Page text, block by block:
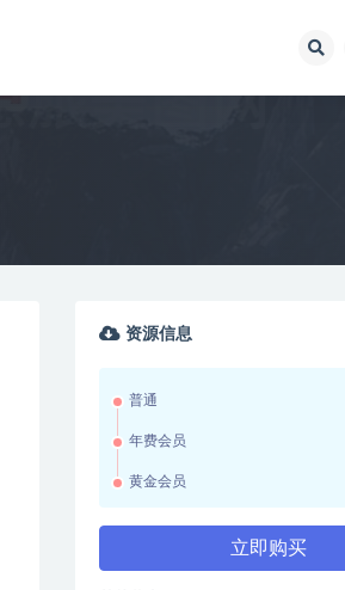
资源信息
普通
年费会员
黄金会员
立即购买